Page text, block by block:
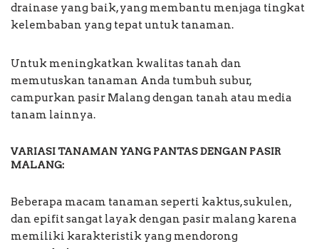
drainase yang baik, yang membantu menjaga tingkat
kelembaban yang tepat untuk tanaman.
Untuk meningkatkan kwalitas tanah dan
memutuskan tanaman Anda tumbuh subur,
campurkan pasir Malang dengan tanah atau media
tanam lainnya.
VARIASI TANAMAN YANG PANTAS DENGAN PASIR
MALANG:
Beberapa macam tanaman seperti kaktus, sukulen,
dan epifit sangat layak dengan pasir malang karena
memiliki karakteristik yang mendorong